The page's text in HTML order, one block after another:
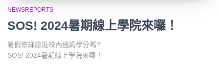
NEWSREPORTS
SOS! 2024暑期線上學院來囉！
暑假修課認抵校內通識學分嗎?
SOS! 2024暑期線上學院來囉！